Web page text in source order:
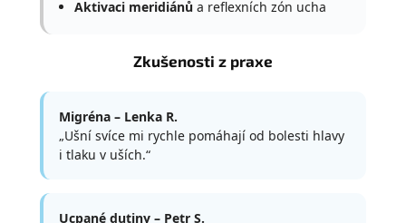
Aktivaci meridiánůa reflexních zón ucha
Zkušenosti z praxe
Migréna – Lenka R.
„Ušní svíce mi rychle pomáhají od bolesti hlavy
i tlaku v uších.“
Ucpané dutiny – Petr S.